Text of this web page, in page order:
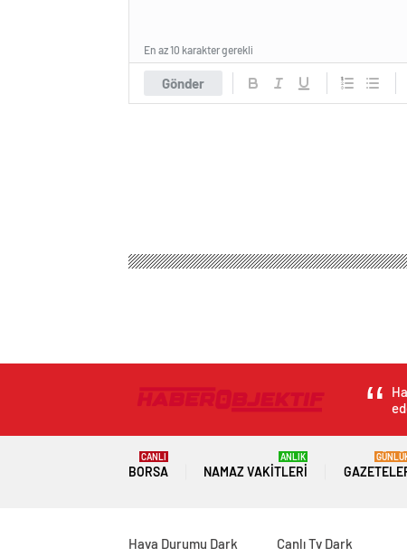
Gönder
En az 10 karakter gerekli
BORSA
CANLI
NAMAZ VAKITLERI
ANLIK
Hava Durumu Dark Canlı Tv Dark